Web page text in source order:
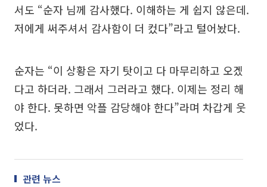
서도 “순자 님께 감사했다. 이해하는 게 쉽지 않은데.
저에게 써주셔서 감사함이 더 컸다”라고 털어놨다.
순자는 “이 상황은 자기 탓이고 다 마무리하고 오겠
다고 하더라. 그래서 그러라고 했다. 이제는 정리 해
야 한다. 못하면 악플 감당해야 한다”라며 차갑게 웃
었다.
관련 뉴스